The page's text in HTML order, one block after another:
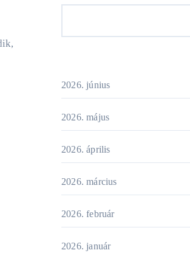
2026. június
2026. május
2026. április
2026. március
2026. február
2026. január